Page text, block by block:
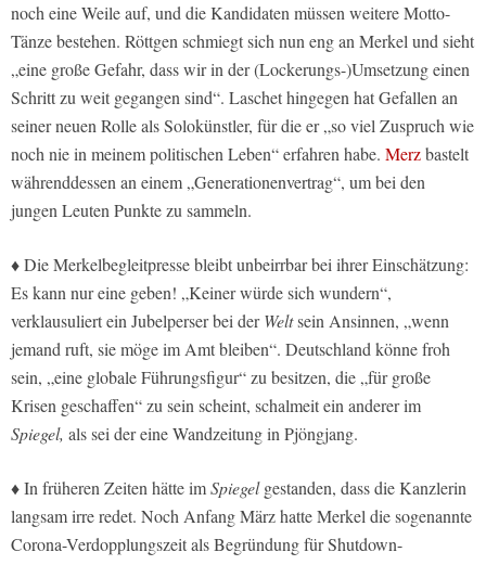
noch eine Weile auf, und die Kandidaten müssen weitere Motto-
Tänze bestehen. Röttgen schmiegt sich nun eng an Merkel und sieht
„eine große Gefahr, dass wir in der (Lockerungs-)Umsetzung einen
Schritt zu weit gegangen sind“. Laschet hingegen hat Gefallen an
seiner neuen Rolle als Solokünstler, für die er „so viel Zuspruch wie
noch nie in meinem politischen Leben“ erfahren habe. Merzbastelt
währenddessen an einem „Generationenvertrag“, um bei den
jungen Leuten Punkte zu sammeln.
♦ Die Merkelbegleitpresse bleibt unbeirrbar bei ihrer Einschätzung:
Es kann nur eine geben! „Keiner würde sich wundern“,
verklausuliert ein Jubelperser bei derWeltsein Ansinnen, „wenn
jemand ruft, sie möge im Amt bleiben“. Deutschland könne froh
sein, „eine globale Führungsfigur“ zu besitzen, die „für große
Krisen geschaffen“ zu sein scheint, schalmeit ein anderer im
Spiegel, als sei der eine Wandzeitung in Pjöngjang.
♦ In früheren Zeiten hätte imSpiegelgestanden, dass die Kanzlerin
langsam irre redet. Noch Anfang März hatte Merkel die sogenannte
Corona-Verdopplungszeit als Begründung für Shutdown-